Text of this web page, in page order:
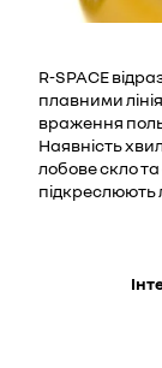
R-SPACE
плавними
враження
Наявність
лобове скло та
підкреслюють